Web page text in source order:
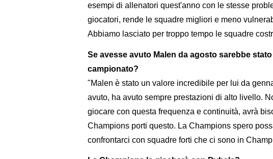
esempi di allenatori quest'anno con le stesse
giocatori, rende le squadre migliori e meno
Abbiamo lasciato per troppo tempo le squadre
Se avesse avuto Malen da agosto sarebbe
campionato?
"Malen è stato un valore incredibile per lui da
avuto, ha avuto sempre prestazioni di alto livello.
giocare con questa frequenza e continuità, avrà
Champions porti questo. La Champions spero
confrontarci con squadre forti che ci sono in